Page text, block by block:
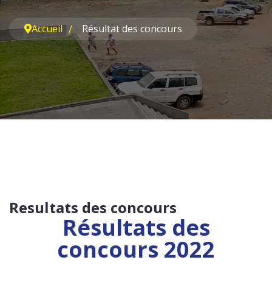
Accueil Résultat des concours
Resultats des concours
Résultats des
concours 2022